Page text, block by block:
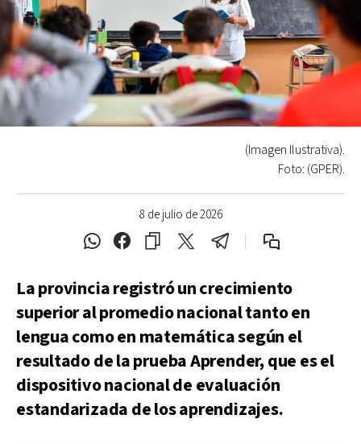
8 de julio de 2026
(Imagen Ilustrativa).
Foto: (GPER).
La provincia registró un crecimiento
superior al promedio nacional tanto en
lengua como en matemática según el
resultado de la prueba Aprender, que es el
dispositivo nacional de evaluación
estandarizada de los aprendizajes.